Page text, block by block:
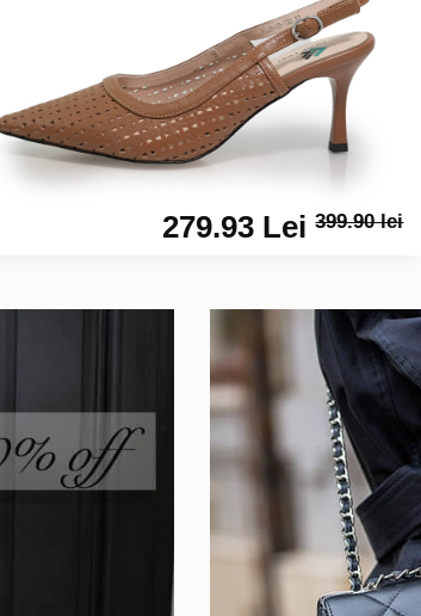
279.93 Lei399.90 lei